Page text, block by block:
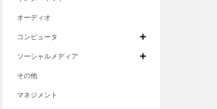
オーディオ
コンピュータ
ソーシャルメディア
その他
マネジメント